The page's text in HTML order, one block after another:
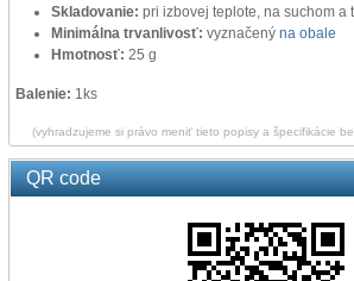
Skladovanie: pri izbovej teplote, na suchom a
Minimálna trvanlivosť: vyznačený na obale
Hmotnosť: 25 g
Balenie: 1ks
(vyhradzujeme si právo meniť tieto popisy a špecifikácie
QR code